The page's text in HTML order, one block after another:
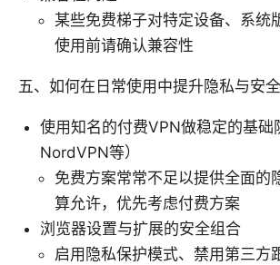
某些免费梯子对特定设备、系统
使用前请确认兼容性
五、如何在日常使用中提升隐私与安全
使用知名的付费VPN做稳定的基础
NordVPN等）
免费方案常常不足以提供全面的
算允许，优先考虑付费方案
浏览器设置与扩展的安全组合
启用隐私保护模式、禁用第三方